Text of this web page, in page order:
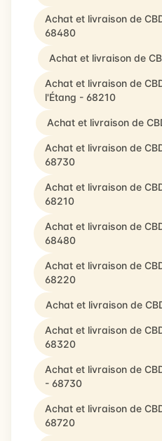
Achat et livraison de
68480
Achat et livraison de
Achat et livraison de
l'Étang - 68210
Achat et livraison de
Achat et livraison de
68730
Achat et livraison de
68210
Achat et livraison de
68480
Achat et livraison de
68220
Achat et livraison de
Achat et livraison de
68320
Achat et livraison de
- 68730
Achat et livraison de
68720